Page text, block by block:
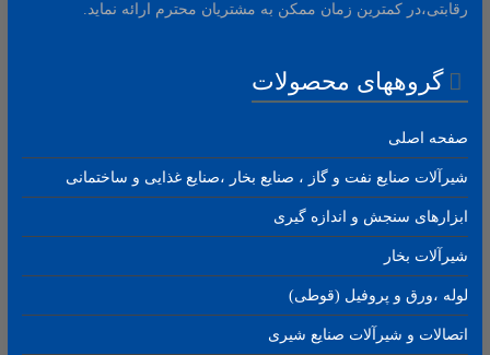
رقابتی،در کمترین زمان ممکن به مشتریان محترم ارائه نماید.
گروههای محصولات
صفحه اصلی
شیرآلات صنایع نفت و گاز ، صنایع بخار ،صنایع غذایی و ساختمانی
ابزارهای سنجش و اندازه گیری
شیرآلات بخار
لوله ،ورق و پروفیل (قوطی)
اتصالات و شیرآلات صنایع شیری